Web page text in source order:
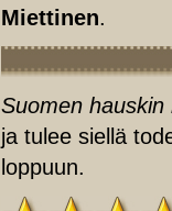
Miettinen.
Suomen hauskin
ja tulee siellä
loppuun.